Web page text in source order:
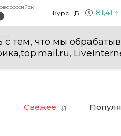
Курс ЦБ 81,41
с тем, что мы
Свежее